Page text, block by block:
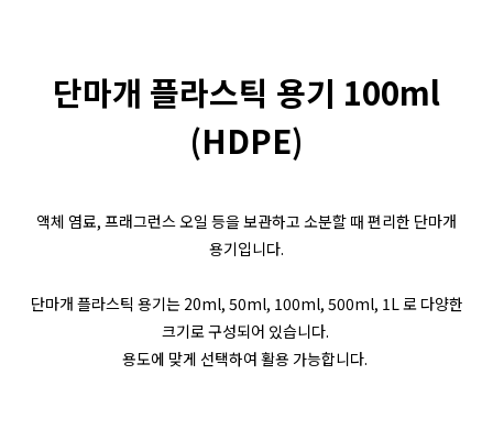
단마개 플라스틱 용기 100ml
(HDPE)
액체 염료, 프래그런스 오일 등을 보관하고 소분할 때 편리한 단마개
용기입니다.
단마개 플라스틱 용기는 20ml, 50ml, 100ml, 500ml, 1L 로 다양한
크기로 구성되어 있습니다.
용도에 맞게 선택하여 활용 가능합니다.